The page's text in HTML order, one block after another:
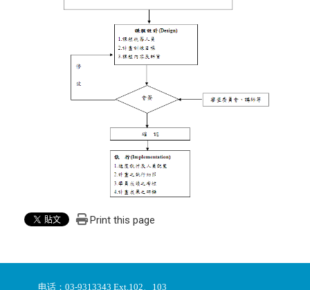
Print this page
电话：03-9313343 Ext.102、103